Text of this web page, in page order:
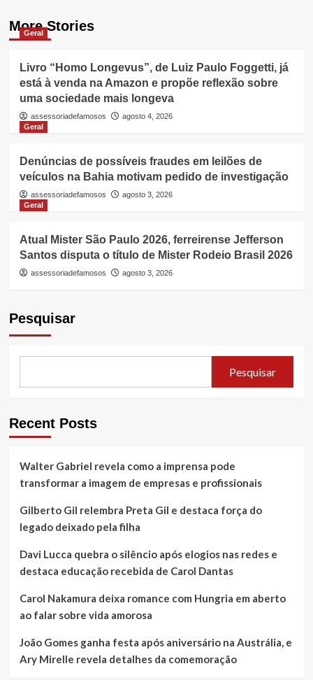
More Stories
Geral
Livro “Homo Longevus”, de Luiz Paulo Foggetti, já
está à venda na Amazon e propõe reflexão sobre
uma sociedade mais longeva
assessoriadefamosos
agosto 4, 2026
Geral
Denúncias de possíveis fraudes em leilões de
veículos na Bahia motivam pedido de investigação
assessoriadefamosos
agosto 3, 2026
Geral
Atual Mister São Paulo 2026, ferreirense Jefferson
Santos disputa o título de Mister Rodeio Brasil 2026
assessoriadefamosos agosto 3, 2026
Pesquisar
Pesquisar
Recent Posts
Walter Gabriel revela como a imprensa pode
transformar a imagem de empresas e profissionais
Gilberto Gil relembra Preta Gil e destaca força do
legado deixado pela filha
Davi Lucca quebra o silêncio após elogios nas redes e
destaca educação recebida de Carol Dantas
Carol Nakamura deixa romance com Hungria em aberto
ao falar sobre vida amorosa
João Gomes ganha festa após aniversário na Austrália, e
Ary Mirelle revela detalhes da comemoração